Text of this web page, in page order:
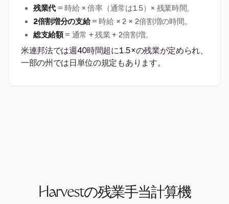
残業代 = 時給 × 倍率（通常は1.5）× 残業時間。
2倍割増分の支給= 時給 × 2 × 2倍割増の時間。
総支給額= 通常 + 残業 + 2倍割増。
米連邦法では週40時間超に1.5×の残業が定められ、
一部の州では日単位の規定もあります。
Harvestの残業手当計算機